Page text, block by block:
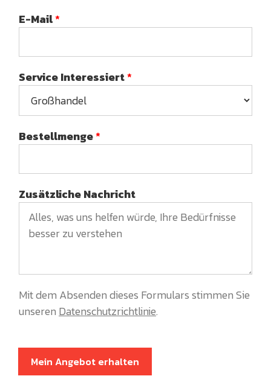
E-Mail*
Service Interessiert*
Bestellmenge*
Zusätzliche Nachricht
Mit dem Absenden dieses Formulars stimmen Sie
unseren Datenschutzrichtlinie.
Mein Angebot erhalten